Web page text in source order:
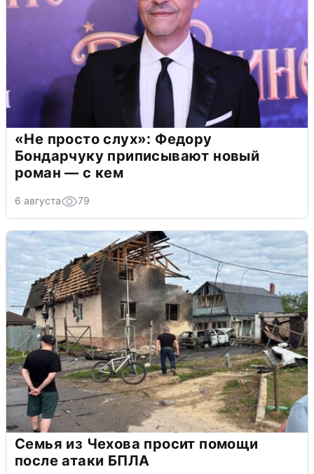
«Не просто слух»: Федору
Бондарчуку приписывают новый
роман — с кем
6 августа 79
Семья из Чехова просит помощи
после атаки БПЛА